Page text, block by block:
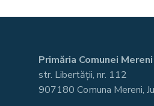
Primăria Comunei Mereni
str. Libertății, nr. 112
907180 Comuna Mereni,